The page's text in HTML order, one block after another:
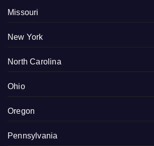
Missouri
New York
North Carolina
Ohio
Oregon
Pennsylvania